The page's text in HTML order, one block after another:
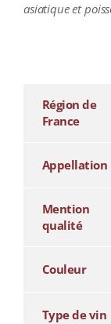
asiatique et
Région de
France
Appellation
Mention
qualité
Couleur
Type de vin